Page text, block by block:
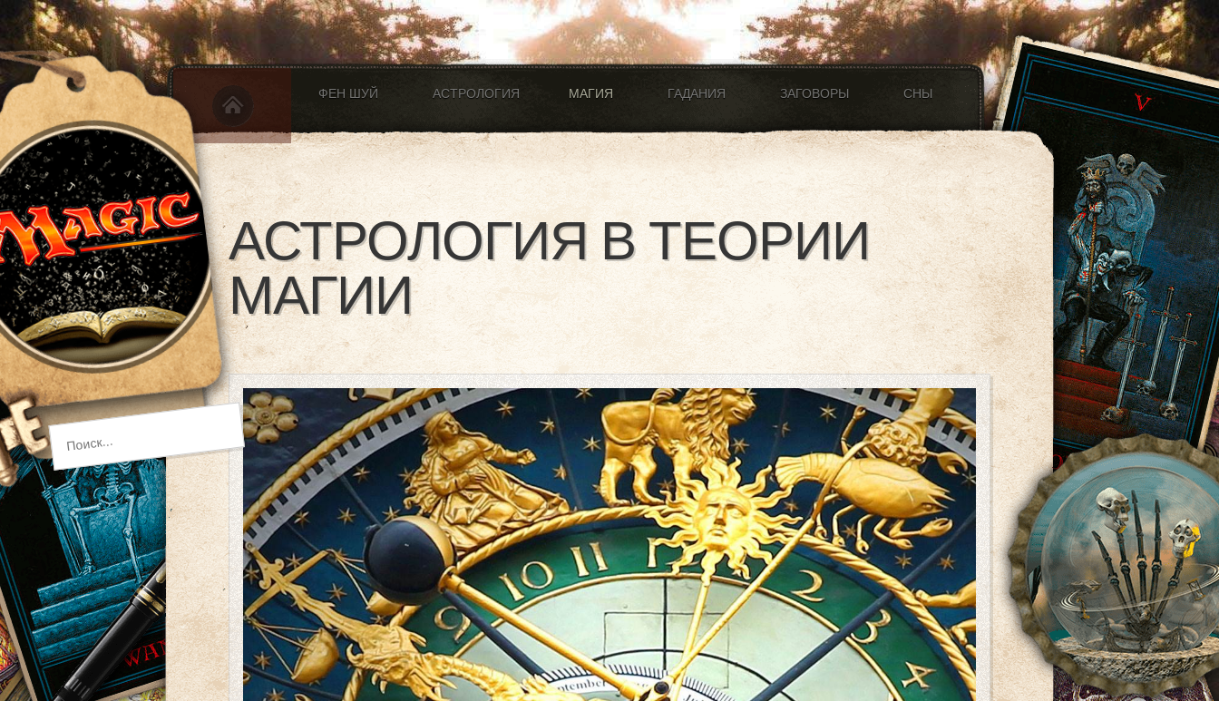
ФЕН ШУЙ АСТРОЛОГИЯ МАГИЯ ГАДАНИЯ ЗАГОВОРЫ СНЫ
АСТРОЛОГИЯ В ТЕОРИИ
МАГИИ